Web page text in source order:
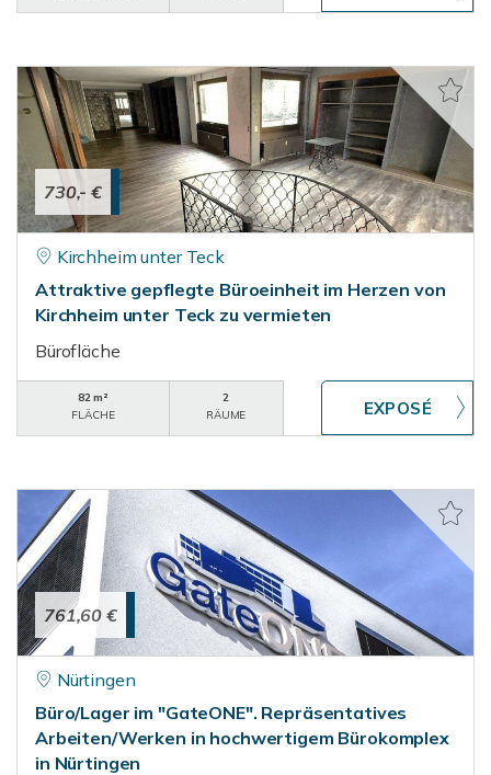
730,- €
Kirchheim unter Teck
Attraktive gepflegte Büroeinheit im Herzen von
Kirchheim unter Teck zu vermieten
Bürofläche
82 m²
FLÄCHE
2
RÄUME
761,60 €
Nürtingen
Büro/Lager im "GateONE". Repräsentatives
Arbeiten/Werken in hochwertigem Bürokomplex
in Nürtingen